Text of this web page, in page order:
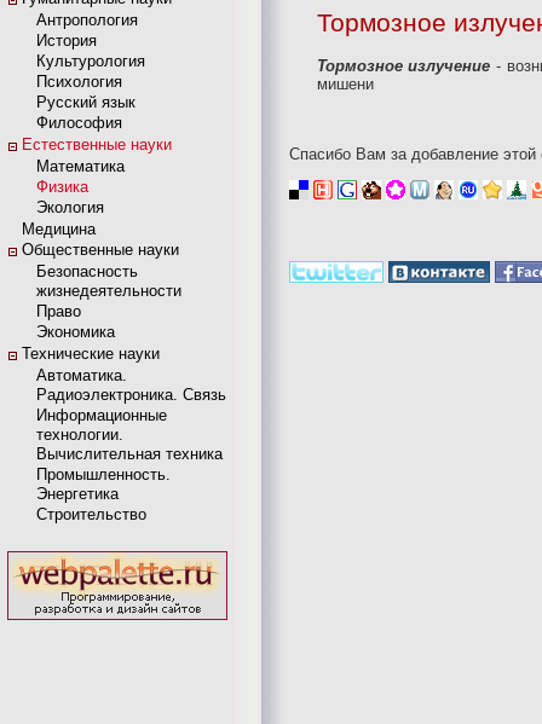
Антропология
История
Культурология
Психология
Русский язык
Философия
Естественные науки
Математика
Физика
Экология
Медицина
Общественные науки
Безопасность
жизнедеятельности
Право
Экономика
Технические науки
Автоматика.
Радиоэлектроника. Связь
Информационные
технологии.
Вычислительная техника
Промышленность.
Энергетика
Строительство
Тормозное
Тормозное излучение-
мишени
Спасибо Вам за добавление этой